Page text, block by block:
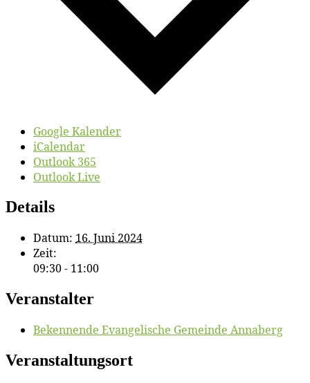
Google Kalender
iCalendar
Outlook 365
Outlook Live
Details
Datum: 16. Juni 2024
Zeit:
09:30 - 11:00
Veranstalter
Be­ken­nen­de Evan­ge­li­sche Ge­mein­de Annaberg
Veranstaltungsort